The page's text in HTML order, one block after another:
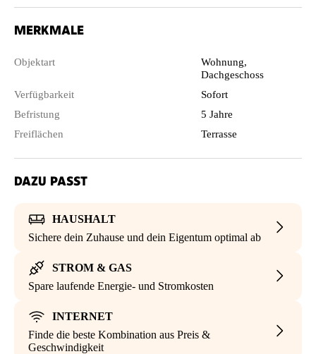
MERKMALE
Objektart
Wohnung,
Dachgeschoss
Verfügbarkeit
Sofort
Befristung
5 Jahre
Freiflächen
Terrasse
DAZU PASST
HAUSHALT
Sichere dein Zuhause und dein Eigentum optimal ab
STROM & GAS
Spare laufende Energie- und Stromkosten
INTERNET
Finde die beste Kombination aus Preis &
Geschwindigkeit